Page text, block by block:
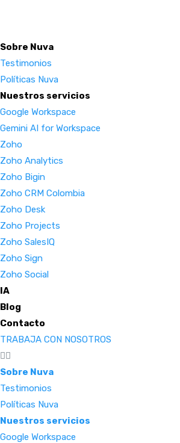
Sobre Nuva
Testimonios
Políticas Nuva
Nuestros servicios
Google Workspace
Gemini AI for Workspace
Zoho
Zoho Analytics
Zoho Bigin
Zoho CRM Colombia
Zoho Desk
Zoho Projects
Zoho SalesIQ
Zoho Sign
Zoho Social
IA
Blog
Contacto
TRABAJA CON NOSOTROS
Sobre Nuva
Testimonios
Políticas Nuva
Nuestros servicios
Google Workspace